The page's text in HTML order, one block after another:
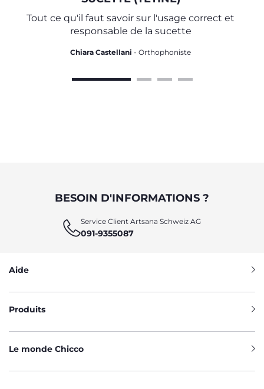
Tout ce qu'il faut savoir sur l'usage correct et
responsable de la sucette
Chiara Castellani - Orthophoniste
BESOIN D'INFORMATIONS ?
Service Client Artsana Schweiz AG
091-9355087
Aide
Produits
Le monde Chicco